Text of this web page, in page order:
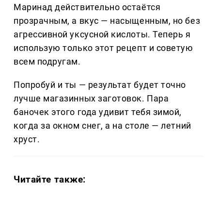
Маринад действительно остаётся
прозрачным, а вкус — насыщенным, но без
агрессивной уксусной кислоты. Теперь я
использую только этот рецепт и советую
всем подругам.
Попробуй и ты — результат будет точно
лучше магазинных заготовок. Пара
баночек этого года удивит тебя зимой,
когда за окном снег, а на столе — летний
хруст.
Читайте также: